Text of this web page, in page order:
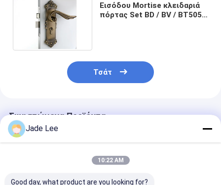
Βοηθητικό υλικό πορτών
Κουμπιά πόρτας κυλίνδρων
Έξυπνη κλειδαριά ντουλαπιού
υγειονομικά εμπορεύματα λουτρών
Πίνακες ντους για μπάνιο
Εισόδου Mortise κλειδαριά
πόρτας Set BD / BV / BT5050
Τσάτ
Συνιστώμενα Προϊόντα
Jade Lee
10:22 AM
Good day, what product are you looking for?